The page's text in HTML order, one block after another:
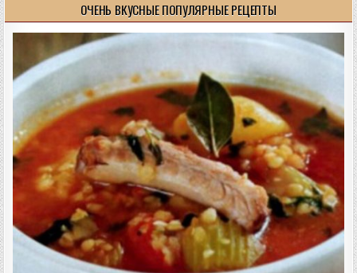
ОЧЕНЬ ВКУСНЫЕ ПОПУЛЯРНЫЕ РЕЦЕПТЫ